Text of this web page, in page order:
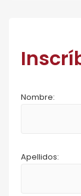
Nombre:
Apellidos: